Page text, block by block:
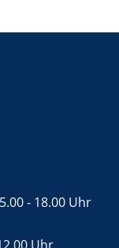
- 18.00 Uhr